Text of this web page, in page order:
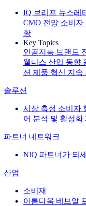
IQ 브리프 뉴스레
CMO 전망 소비자
황
Key Topics
인공지능 브랜드
웰니스 산업 동향
션 제품 혁신 지속
솔루션
시장 측정 소비자
어 분석 및 활성화
파트너 네트워크
NIQ 파트너가 되
산업
소비재
아름다움 베브알